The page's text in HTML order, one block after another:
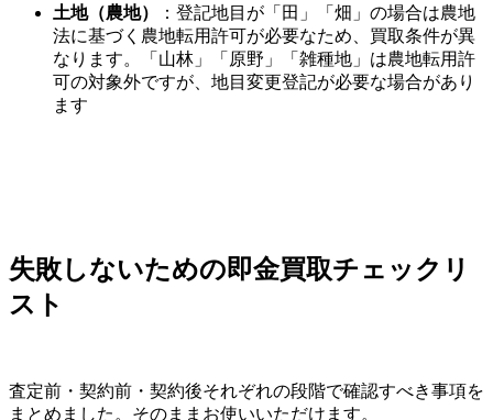
土地（農地）
：登記地目が「田」「畑」の場合は農地
法に基づく農地転用許可が必要なため、買取条件が異
なります。「山林」「原野」「雑種地」は農地転用許
可の対象外ですが、地目変更登記が必要な場合があり
ます
失敗しないための即金買取チェックリ
スト
査定前・契約前・契約後それぞれの段階で確認すべき事項を
まとめました。そのままお使いいただけます。